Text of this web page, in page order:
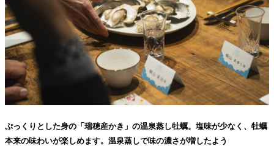
ぷっくりとした身の「瑞穂産かき」の温泉蒸し牡蠣。塩味が少なく、牡蠣
本来の味わいが楽しめます。温泉蒸しで味の濃さが増したよう